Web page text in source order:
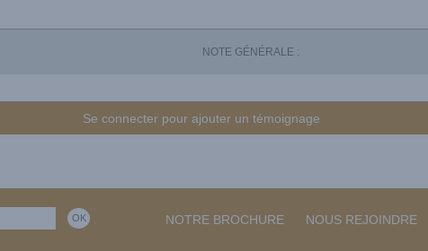
NOTE GÉNÉRALE :
Se connecter pour ajouter un témoignage
NOTRE BROCHURE NOUS REJOINDRE